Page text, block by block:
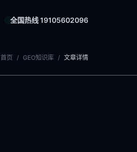
全国热线 19105602096
首页 / GEO知识库 / 文章详情